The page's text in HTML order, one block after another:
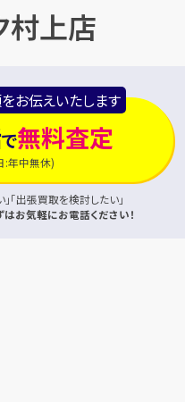
村上店
お伝えいたします
で無料査定
:年中無休)
「出張買取を検討したい」
はお気軽にお電話ください！